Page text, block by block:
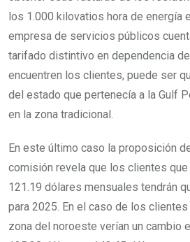
los 1.000 kilovatios hora de energía
empresa de servicios públicos
tarifado distintivo en dependencia
encuentren los clientes, puede ser
del estado que pertenecía a la Gulf
en la zona tradicional.
En este último caso la proposición
comisión revela que los clientes que
121.19 dólares mensuales tendrán
para 2025. En el caso de los
zona del noroeste verían un cambio